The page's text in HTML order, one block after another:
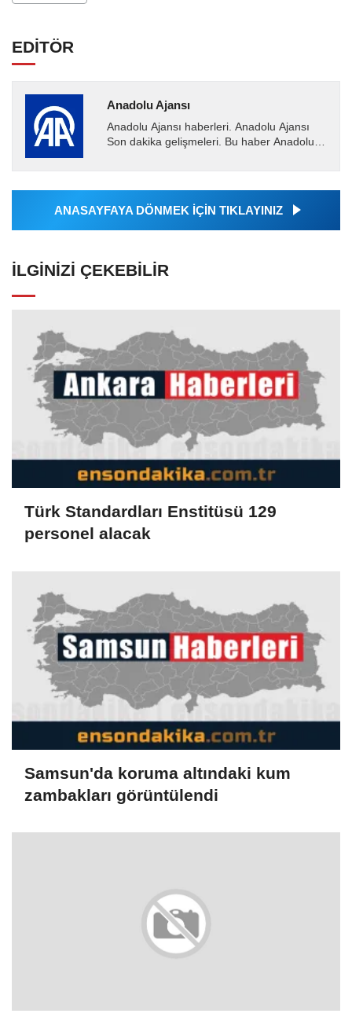
EDİTÖR
Anadolu Ajansı
Anadolu Ajansı haberleri. Anadolu Ajansı
Son dakika gelişmeleri. Bu haber Anadolu
Ajansı tarafından...
ANASAYFAYA DÖNMEK İÇİN TIKLAYINIZ
İLGINIZI ÇEKEBILIR
Türk Standardları Enstitüsü 129
personel alacak
Samsun'da koruma altındaki kum
zambakları görüntülendi